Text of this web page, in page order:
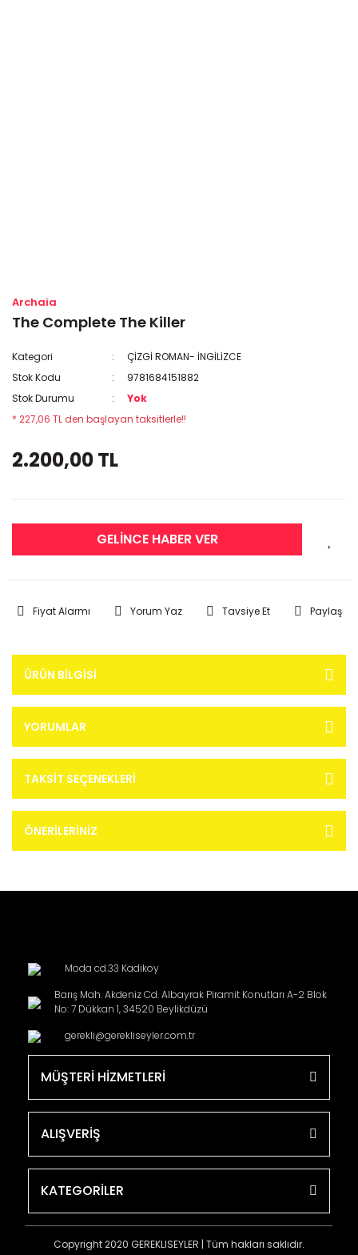
Archaia
The Complete The Killer
Kategori
ÇİZGİ ROMAN- İNGİLİZCE
Stok Kodu
9781684151882
Stok Durumu
Yok
* 227,06 TL den başlayan taksitlerle!!
2.200,00 TL
GELİNCE HABER VER
Fiyat Alarmı Yorum Yaz Tavsiye Et Paylaş
ÜRÜN BILGISI
YORUMLAR
TAKSIT SEÇENEKLERI
ÖNERILERINIZ
Moda cd.33 Kadikoy
Barış Mah. Akdeniz Cd. Albayrak Piramit Konutları A-2 Blok
No: 7 Dükkan 1, 34520 Beylikdüzü
gerekli@gerekliseyler.com.tr
MÜŞTERİ HİZMETLERİ
ALIŞVERİŞ
KATEGORİLER
Copyright 2020 GEREKLISEYLER | Tüm hakları saklıdır.